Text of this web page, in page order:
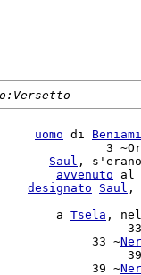
uomo di
3
Saul ,
avvenuto al
designato Saul ,
a Tsela ,
33
33 ~Ner
39
39 ~Ner